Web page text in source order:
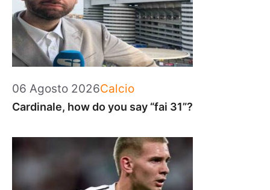
06 Agosto 2026Categorie
Calcio
Cardinale, how do you say “fai 31”?